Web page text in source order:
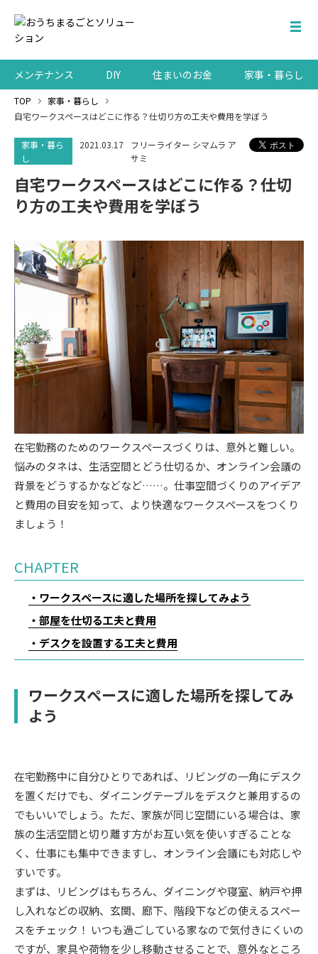
メンテナンス DIY 住まいのお金 家事・暮らし
TOP
家事・暮らし
自宅ワークスペースはどこに作る？仕切り方の工夫や費用を学ぼう
家事・暮ら
し
2021.03.17
フリーライター シマムラ ア
サミ
自宅ワークスペースはどこに作る？仕切
り方の工夫や費用を学ぼう
在宅勤務のためのワークスペースづくりは、意外と難しい。
悩みのタネは、生活空間とどう仕切るか、オンライン会議の
背景をどうするかなどなど……。仕事空間づくりのアイデア
と費用の目安を知って、より快適なワークスペースをつくり
ましょう！
CHAPTER
ワークスペースに適した場所を探してみよう
部屋を仕切る工夫と費用
デスクを設置する工夫と費用
ワークスペースに適した場所を探してみ
よう
在宅勤務中に自分ひとりであれば、リビングの一角にデスク
を置くだけでも、ダイニングテーブルをデスクと兼用するの
でもいいでしょう。ただ、家族が同じ空間にいる場合は、家
族の生活空間と切り離す方がお互い気を使いすぎることな
く、仕事にも集中できますし、オンライン会議にも対応しや
すいです。
まずは、リビングはもちろん、ダイニングや寝室、納戸や押
し入れなどの収納、玄関、廊下、階段下などの使えるスペー
スをチェック！ いつも過ごしている家なので気付きにくいの
ですが、家具や荷物を少し移動させることで、意外なところ